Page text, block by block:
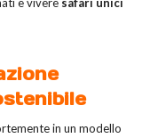
in un modello